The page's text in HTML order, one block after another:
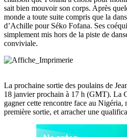
sait bien mouvoir son corps. Après
monde a toute suite compris que la
d’Achille pour Séko Fofana. Ses
simplement mis hors de la piste de
conviviale.
La prochaine sortie des poulains de
18 janvier prochain à 17 h (GMT). La
gagner cette rencontre face au Nigéria,
première sortie, et arracher une